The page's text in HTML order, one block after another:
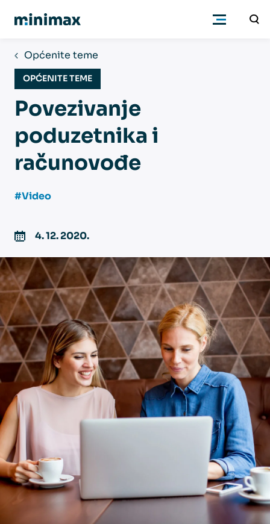
Poduzetnici
Računovođe
Program
Znanje
Općenite teme
OPĆENITE TEME
Povezivanje
poduzetnika i
računovođe
#Video
4. 12. 2020.